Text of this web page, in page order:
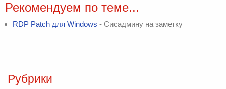
Рекомендуем по теме...
RDP Patch для Windows - Сисадмину на заметку
Рубрики